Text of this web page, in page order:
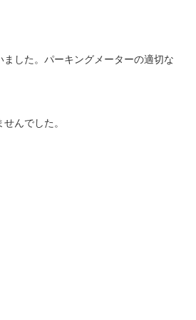
した。パーキングメーターの適切な
んでした。